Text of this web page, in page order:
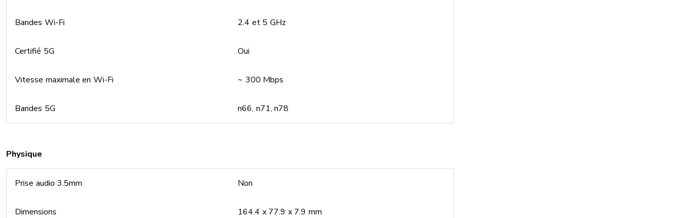
Bandes Wi-Fi 2.4 et 5 GHz
Certifié 5G Oui
Vitesse maximale en Wi-Fi ~ 300 Mbps
Bandes 5G n66, n71, n78
Physique
Prise audio 3.5mm Non
Dimensions 164.4 x 77.9 x 7.9 mm